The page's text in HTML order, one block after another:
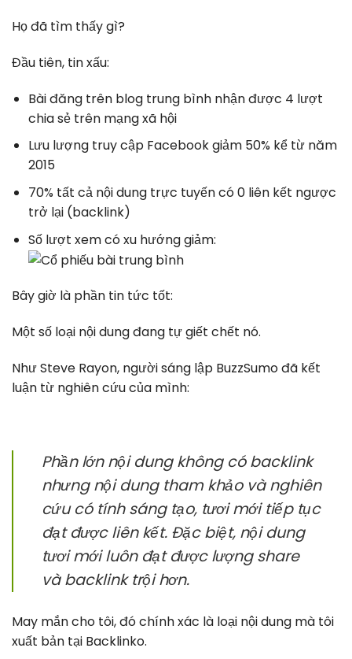
Họ đã tìm thấy gì?
Đầu tiên, tin xấu:
Bài đăng trên blog trung bình nhận được 4 lượt
chia sẻ trên mạng xã hội
Lưu lượng truy cập Facebook giảm 50% kể từ năm
2015
70% tất cả nội dung trực tuyến có 0 liên kết ngược
trở lại (backlink)
Số lượt xem có xu hướng giảm:
Bây giờ là phần tin tức tốt:
Một số loại nội dung đang tự giết chết nó.
Như Steve Rayon, người sáng lập BuzzSumo đã kết
luận từ nghiên cứu của mình:
Phần lớn nội dung không có backlink
nhưng nội dung tham khảo và nghiên
cứu có tính sáng tạo, tươi mới tiếp tục
đạt được liên kết. Đặc biệt, nội dung
tươi mới luôn đạt được lượng share
và backlink trội hơn.
May mắn cho tôi, đó chính xác là loại nội dung mà tôi
xuất bản tại Backlinko.